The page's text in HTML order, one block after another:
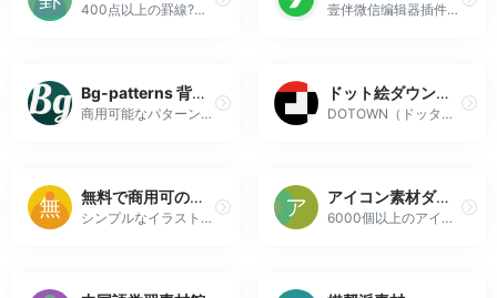
400点以上の罫線?ライン素材がフリー（無料）でダウンロードできる「FREE LINE DESIGN」。 すぐに使える商用利用可能なjpg、png、編集可能なイラレ(ベクター)データも用意してます。 壹伴微信编辑器插件-400万公众号新媒体运营者青睐的在线微信编辑工具、拥有万千公众号模板,公众号素材样式、具备公众号排版,多公众号管理,数据分析,定时群发等功能
Bg-patterns 背景パターン配布＆作成サイト
商用可能なパターン背景素材をフリー（無料）配布。自分でサイズや色などもカスタマイズできる機能を搭載!!
ドット絵ダウンロードサイト DOTOWN|無料の素材サイト
DOTOWN（ドッタウン）は、たくさんのかわいいドット絵に出会える無料の素材ダウンロードサイトです。商用利用可のフリー素材沢山！アイコン、資料やクロスステッチの図案にも使える
無料で商用可のフリーイラスト素材｜Loose Drawing
シンプルなイラストが見つかるフリー素材サイト Loose Drawing。商用利用可能。広告、フライヤー、ポスター、企画書、スライド資料など様々なデザイン制作で使えるイラストを無料で更新しています。
アイコン素材ダウンロードサイト「icooon-mono」 | 商用利用可能なアイコン素材が無料(フリー)ダウンロードできるサイト | 6000個以上のアイコン素材を無料でダウンロードできるサイト ICOOON MONO
6000個以上のアイコン素材を無料でダウンロードできるサイト ICOOON MONO